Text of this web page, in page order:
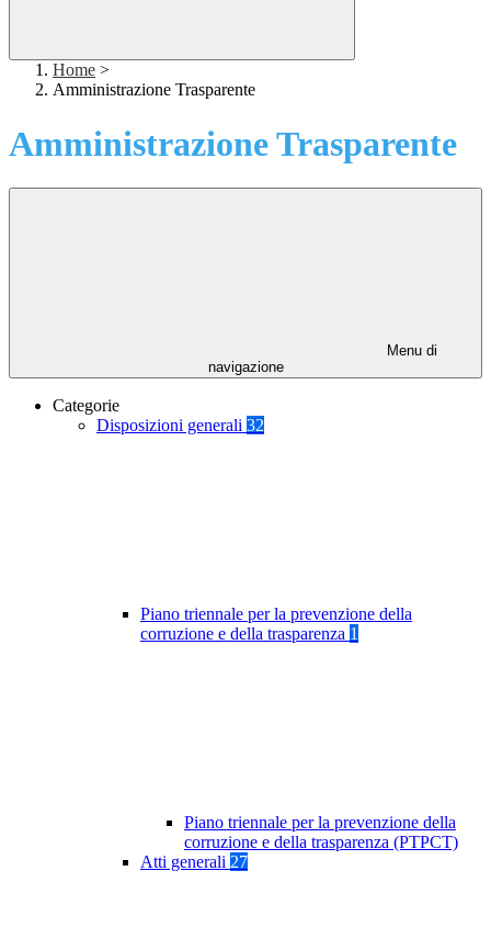
Home >
Amministrazione Trasparente
Amministrazione Trasparente
Menu di
navigazione
Categorie
Disposizioni generali 32
Piano triennale per la prevenzione della
corruzione e della trasparenza 1
Piano triennale per la prevenzione della
corruzione e della trasparenza (PTPCT)
Atti generali 27